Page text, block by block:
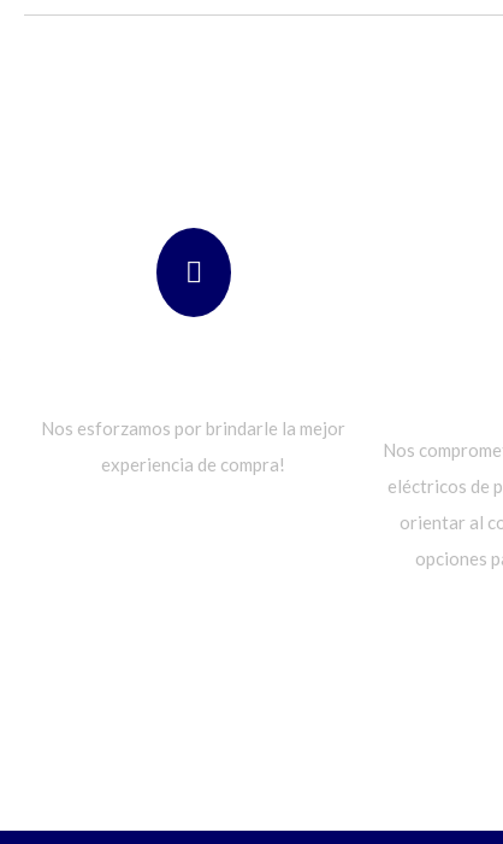
Nos esforzamos por brindarle la mejor
experiencia de compra!
Nos
eléctricos de
orientar al
opciones